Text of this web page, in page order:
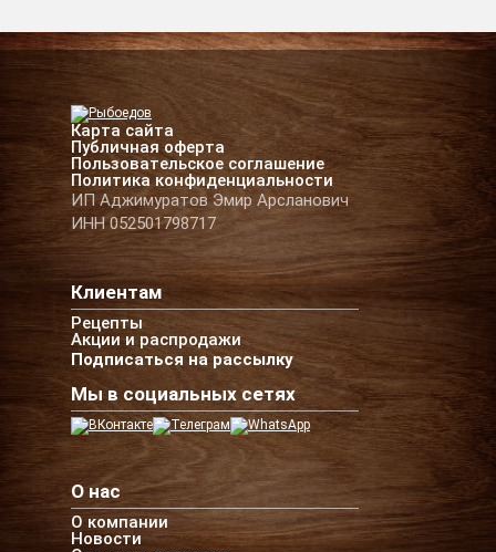
Карта сайта
Публичная оферта
Пользовательское соглашение
Политика конфиденциальности
ИП Аджимуратов Эмир Арсланович
ИНН 052501798717
Клиентам
Рецепты
Акции и распродажи
Подписаться на рассылку
Мы в социальных сетях
О нас
О компании
Новости